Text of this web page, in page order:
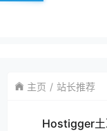
主页 站长推荐
Hostigger土